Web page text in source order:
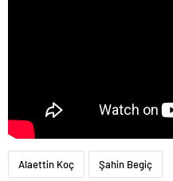
Alaettin Koç Şahin Begiç